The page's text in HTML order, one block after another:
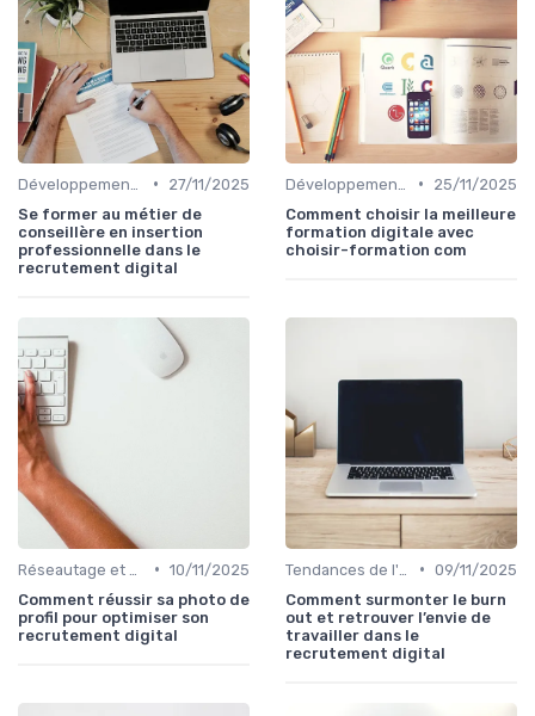
•
27/11/2025
Se former au métier de
conseillère en insertion
professionnelle dans le
recrutement digital
•
25/11/2025
Comment choisir la meilleure
formation digitale avec
choisir-formation com
• 10/11/2025
Comment réussir sa photo de
profil pour optimiser son
recrutement digital
• 09/11/2025
Comment surmonter le burn
out et retrouver l’envie de
travailler dans le
recrutement digital